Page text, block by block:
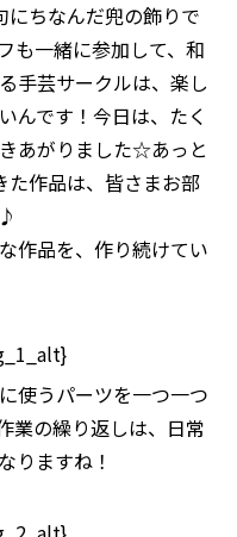
ちなんだ兜の飾りで
も一緒に参加して、和
手芸サークルは、楽し
んです！今日は、たく
あがりました☆あっと
作品は、皆さまお部
作品を、作り続けてい
使うパーツを一つ一つ
業の繰り返しは、日常
りますね！